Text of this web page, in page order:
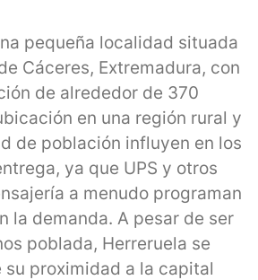
pequeña localidad situada
Cáceres, Extremadura, con
de alrededor de 370
en una región rural y
de población influyen en los
ya que UPS y otros
a menudo programan
la demanda. A pesar de ser
poblada, Herreruela se
su proximidad a la capital